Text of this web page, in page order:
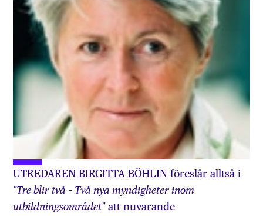
UTREDAREN BIRGITTA BÖHLIN föreslår alltså i
"Tre blir två – Två nya myndigheter inom
utbildningsområdet"att nuvarande